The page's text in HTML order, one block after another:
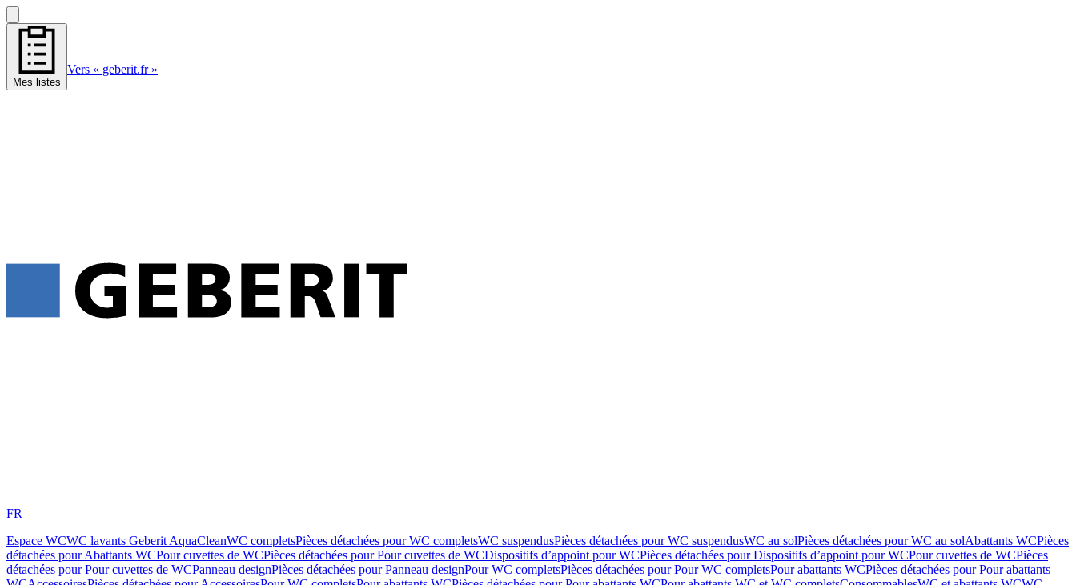
Mes listes
Vers « geberit.fr »
FR
Espace WCWC lavants Geberit AquaCleanWC completsPièces détachées pour WC completsWC suspendusPièces détachées pour WC suspendusWC au solPièces détachées pour WC au solAbattants WCPièces
détachées pour Abattants WCPour cuvettes de WCPièces détachées pour Pour cuvettes de WCDispositifs d’appoint pour WCPièces détachées pour Dispositifs d’appoint pour WCPour cuvettes de WCPièces
détachées pour Pour cuvettes de WCPanneau designPièces détachées pour Panneau designPour WC completsPièces détachées pour Pour WC completsPour abattants WCPièces détachées pour Pour abattants